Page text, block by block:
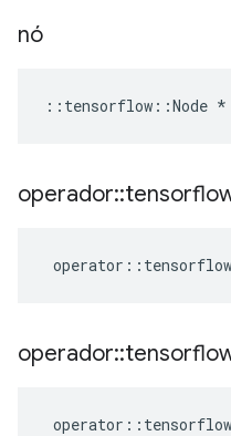
nó
:: tensorflow ::Node *
operador::
operator :: tensorflow
operador::
operator :: tensorflow